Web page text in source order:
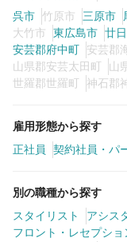
雇用形態
正社員
詳細条件
呉市
竹原市 三原市
大竹市
東広島市 廿
安芸郡府中町
安芸郡
山県郡安芸太田町
山
世羅郡世羅町
神石郡
雇用形態から探す
正社員
契約社員・パ
別の職種から探す
スタイリスト
アシス
フロント・レセプショ